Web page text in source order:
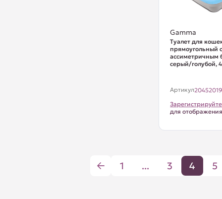
Gamma
Туалет для
прямоугольный
ассиметричным
серый/голубой,
Артикул
для
1 ... 3 4 5